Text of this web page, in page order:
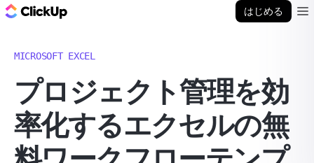
はじめる
MICROSOFT EXCEL
プロジェクト管理を効
率化するエクセルの無